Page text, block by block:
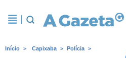
Início Capixaba Polícia